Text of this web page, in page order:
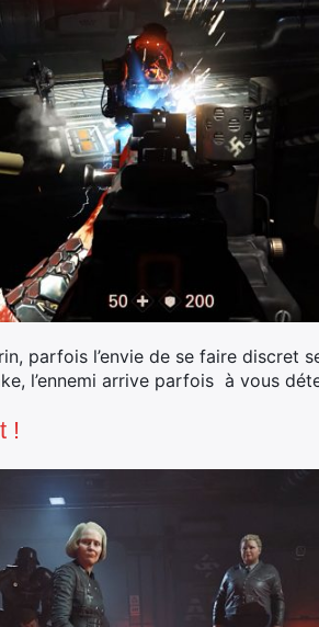
parfois l’envie de se faire discret
l’ennemi arrive parfois à vous
!